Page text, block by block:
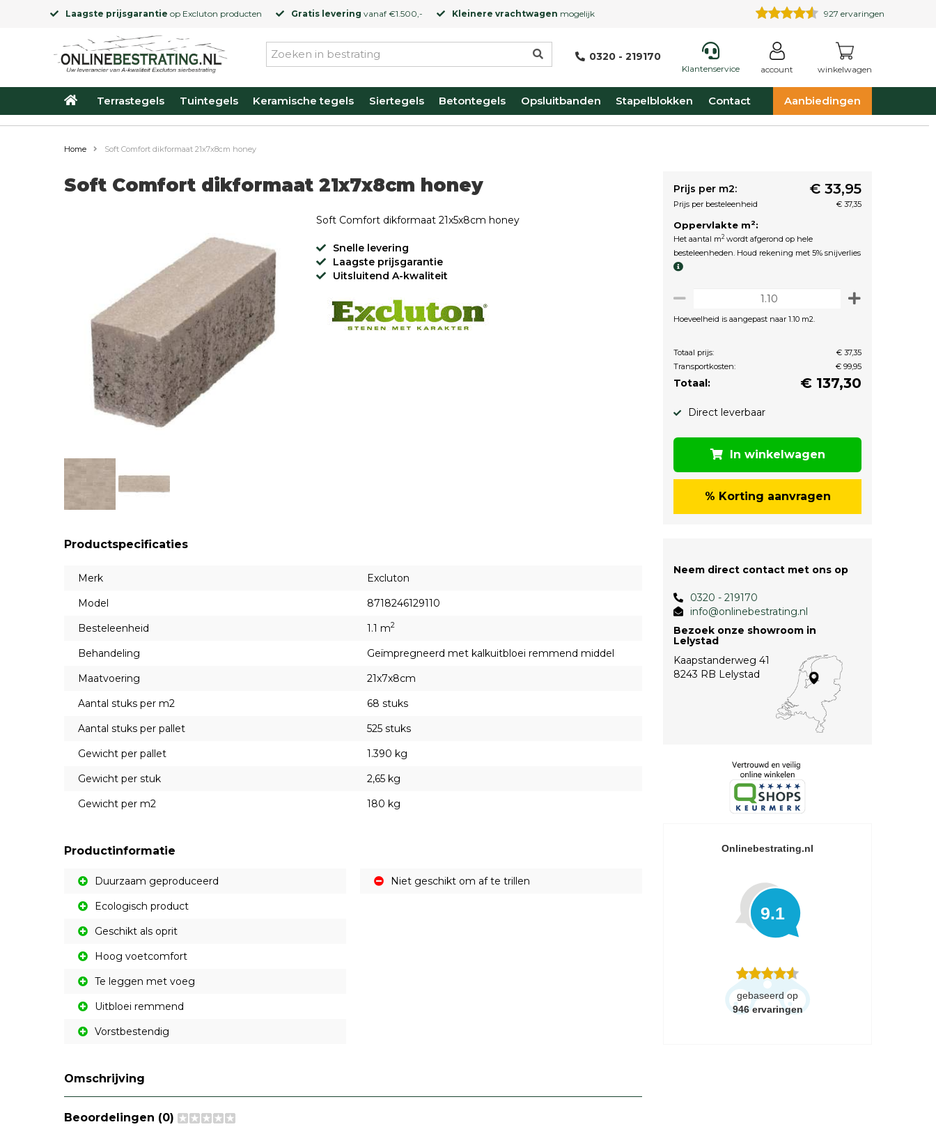
Laagste prijsgarantie op Excluton producten Gratis levering vanaf €1.500,- Kleinere vrachtwagen mogelijk 927 ervaringen
0320 - 219170
Klantenservice account winkelwagen
Terrastegels Tuintegels Keramische tegels Siertegels Betontegels Opsluitbanden Stapelblokken Contact Aanbiedingen
Home Soft Comfort dikformaat 21x7x8cm honey
Soft Comfort dikformaat 21x7x8cm honey
Soft Comfort dikformaat 21x5x8cm honey
Snelle levering
Laagste prijsgarantie
Uitsluitend A-kwaliteit
Productspecificaties
Merk
Excluton
Model
8718246129110
Besteleenheid
1.1 m2
Behandeling
Geïmpregneerd met kalkuitbloei remmend middel
Maatvoering
21x7x8cm
Aantal stuks per m2
68 stuks
Aantal stuks per pallet
525 stuks
Gewicht per pallet
1.390 kg
Gewicht per stuk
2,65 kg
Gewicht per m2
180 kg
Productinformatie
Duurzaam geproduceerd
Ecologisch product
Geschikt als oprit
Hoog voetcomfort
Te leggen met voeg
Uitbloei remmend
Vorstbestendig
Niet geschikt om af te trillen
Omschrijving
Beoordelingen (0)
Prijs per m2: € 33,95
Prijs per besteleenheid € 37,35
Oppervlakte m2:
Het aantal m2 wordt afgerond op hele
besteleenheden. Houd rekening met 5% snijverlies
Hoeveelheid is aangepast naar 1.10 m2.
Totaal prijs:
€ 37,35
Transportkosten:
€ 99,95
Totaal: € 137,30
Direct leverbaar
In winkelwagen
% Korting aanvragen
Neem direct contact met ons op
0320 - 219170
info@onlinebestrating.nl
Bezoek onze showroom in
Lelystad
Kaapstanderweg 41
8243 RB Lelystad
Onlinebestrating.nl
9.1
gebaseerd op
946 ervaringen